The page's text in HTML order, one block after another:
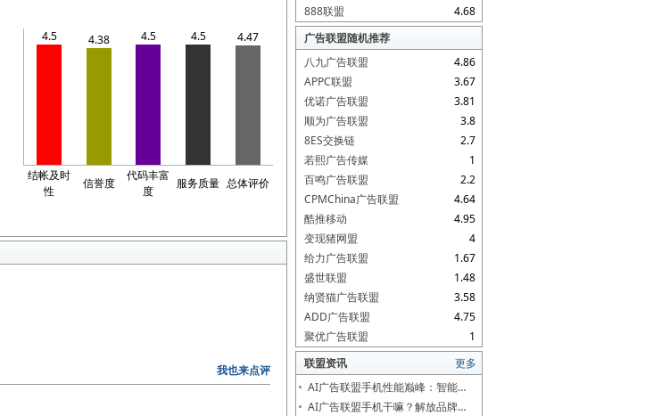
4.5 4.38 4.5 4.5 4.47
结帐及时
性
信誉度
代码丰富
度
服务质量 总体评价
我也来点评
4.68
888联盟
广告联盟随机推荐
4.86
八九广告联盟
3.67
APPC联盟
3.81
优诺广告联盟
3.8
顺为广告联盟
2.7
8ES交换链
1
若熙广告传媒
2.2
百鸣广告联盟
4.64
CPMChina广告联盟
4.95
酷推移动
4
变现猪网盟
1.67
给力广告联盟
1.48
盛世联盟
3.58
纳贤猫广告联盟
4.75
ADD广告联盟
1
聚优广告联盟
更多
联盟资讯
AI广告联盟手机性能巅峰：智能…
AI广告联盟手机干嘛？解放品牌…